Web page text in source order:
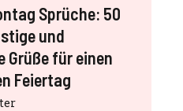
Sprüche: 50
und
Grüße für einen
Feiertag